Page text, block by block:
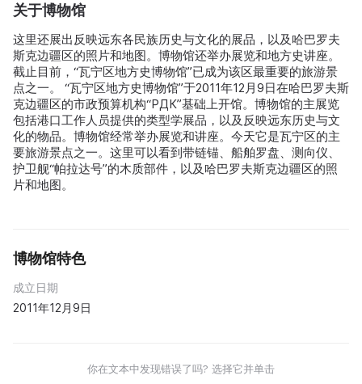
关于博物馆
这里还展出反映远东各民族历史与文化的展品，以及哈巴罗夫
斯克边疆区的照片和地图。博物馆还举办展览和地方史讲座。
截止目前，“瓦宁区地方史博物馆”已成为该区最重要的旅游景
点之一。 “瓦宁区地方史博物馆”于2011年12月9日在哈巴罗夫斯
克边疆区的市政预算机构“РДК”基础上开馆。博物馆的主展览
包括港口工作人员提供的类型学展品，以及反映远东历史与文
化的物品。博物馆经常举办展览和讲座。今天它是瓦宁区的主
要旅游景点之一。这里可以看到带链锚、船舶罗盘、测向仪、
护卫舰“帕拉达号”的木质部件，以及哈巴罗夫斯克边疆区的照
片和地图。
博物馆特色
成立日期
2011年12月9日
你在文本中发现错误了吗? 选择它并单击